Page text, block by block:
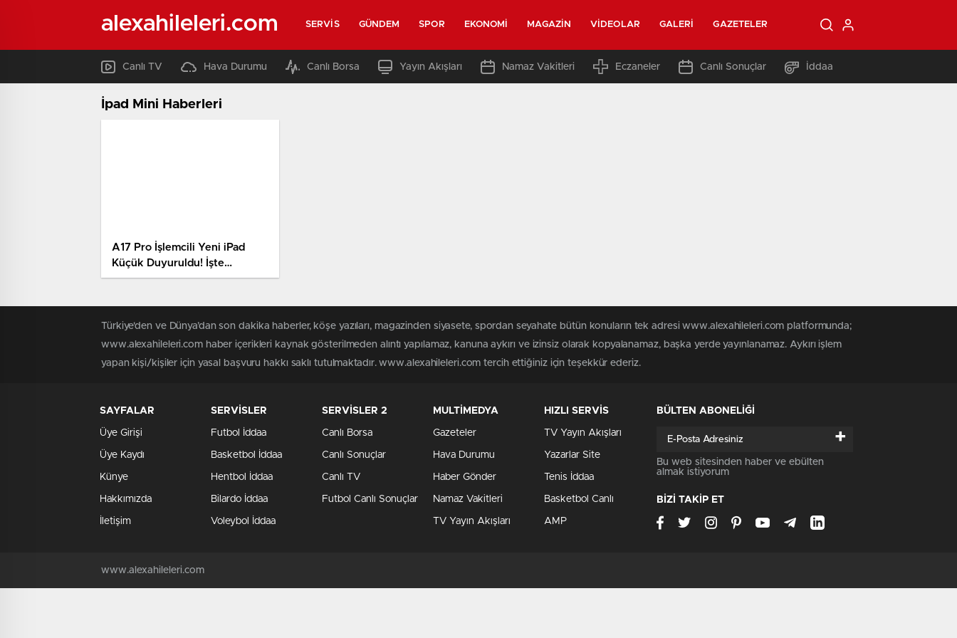
alexahileleri.com SERVIS GÜNDEM SPOR EKONOMI MAGAZIN VIDEOLAR GALERI GAZETELER
Canlı TV Hava Durumu Canlı Borsa Yayın Akışları Namaz Vakitleri Eczaneler Canlı Sonuçlar İddaa
İpad Mini Haberleri
A17 Pro İşlemcili Yeni iPad
Küçük Duyuruldu! İşte
Özellikleri ve Fiyatı
Türkiye'den ve Dünya’dan son dakika haberler, köşe yazıları, magazinden siyasete, spordan seyahate bütün konuların tek adresi www.alexahileleri.com platformunda;
www.alexahileleri.com haber içerikleri kaynak gösterilmeden alıntı yapılamaz, kanuna aykırı ve izinsiz olarak kopyalanamaz, başka yerde yayınlanamaz. Aykırı işlem
yapan kişi/kişiler için yasal başvuru hakkı saklı tutulmaktadır. www.alexahileleri.com tercih ettiğiniz için teşekkür ederiz.
SAYFALAR
Üye Girişi
Üye Kaydı
Künye
Hakkımızda
İletişim
SERVİSLER
Futbol İddaa
Basketbol İddaa
Hentbol İddaa
Bilardo İddaa
Voleybol İddaa
SERVİSLER 2
Canlı Borsa
Canlı Sonuçlar
Canlı TV
Futbol Canlı Sonuçlar
MULTİMEDYA
Gazeteler
Hava Durumu
Haber Gönder
Namaz Vakitleri
TV Yayın Akışları
HIZLI SERVİS
TV Yayın Akışları
Yazarlar Site
Tenis İddaa
Basketbol Canlı
AMP
BÜLTEN ABONELİĞİ
+
Bu web sitesinden haber ve ebülten
almak istiyorum
BİZİ TAKİP ET
www.alexahileleri.com